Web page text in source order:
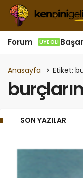
Forum ÜYE OL!
Anasayfa Etiket:
SON YAZILAR